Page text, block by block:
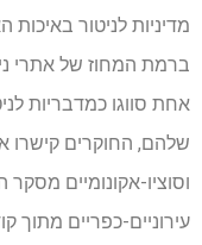
ברמת המחוז של אתרי
אחת סווגו כמדבריות
וסוציו-אקונומיים מסקר
עירוניים-כפריים מתוך